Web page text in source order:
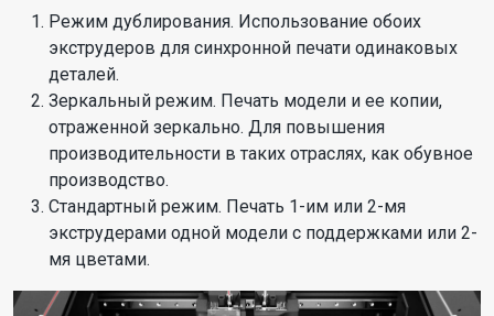
Режим дублирования. Использование обоих
экструдеров для синхронной печати одинаковых
деталей.
Зеркальный режим. Печать модели и ее копии,
отраженной зеркально. Для повышения
производительности в таких отраслях, как обувное
производство.
Стандартный режим. Печать 1-им или 2-мя
экструдерами одной модели с поддержками или 2-
мя цветами.